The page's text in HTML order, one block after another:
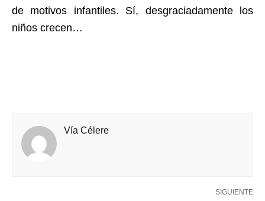
de motivos infantiles. Sí, desgraciadamente los
niños crecen…
Vía Célere
SIGUIENTE